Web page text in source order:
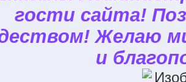
гости сайта!
Желаю
и